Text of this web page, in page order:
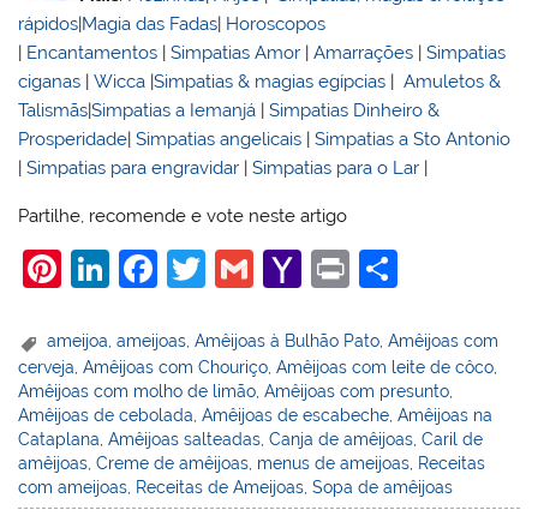
rápidos|Magia das Fadas| Horoscopos
| Encantamentos |Simpatias Amor |Amarrações |Simpatias
ciganas |Wicca |Simpatias & magias egípcias |Amuletos &
Talismãs|Simpatias a Iemanjá |Simpatias Dinheiro &
Prosperidade|Simpatias angelicais |Simpatias a Sto Antonio
|Simpatias para engravidar |Simpatias para o Lar |
Partilhe, recomende e vote neste artigo
Pi
er
e
st
Li
k
e
dI
n
F
c
e
b
o
o
T
itt
er
G
ai
l
Y
h
o
o
M
ai
Pr
t
ar
e
ameijoa,ameijoas,Amêijoas à Bulhão Pato,Amêijoas com
cerveja ,Amêijoas com Chouriço ,Amêijoas com leite de côco
Amêijoas com molho de limão ,Amêijoas com presunto
Amêijoas de cebolada ,Amêijoas de escabeche ,Amêijoas na
Cataplana ,Amêijoas salteadas ,Canja de amêijoas ,Caril de
amêijoas ,Creme de amêijoas menus de ameijoas Receitas
com ameijoas Receitas de Ameijoas ,Sopa de amêijoas